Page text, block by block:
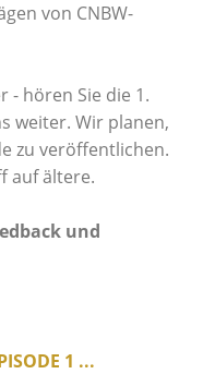
von CNBW-
- hören Sie die 1.
weiter. Wir planen,
zu veröffentlichen.
auf ältere.
und
1 ...